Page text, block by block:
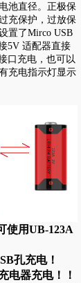
池直径。正极保
充保护，过放保
置了Mirco USB
5V 适配器直接
口充电，也可以
充电指示灯显示
使用UB-123A
孔充电！
电器充电！！